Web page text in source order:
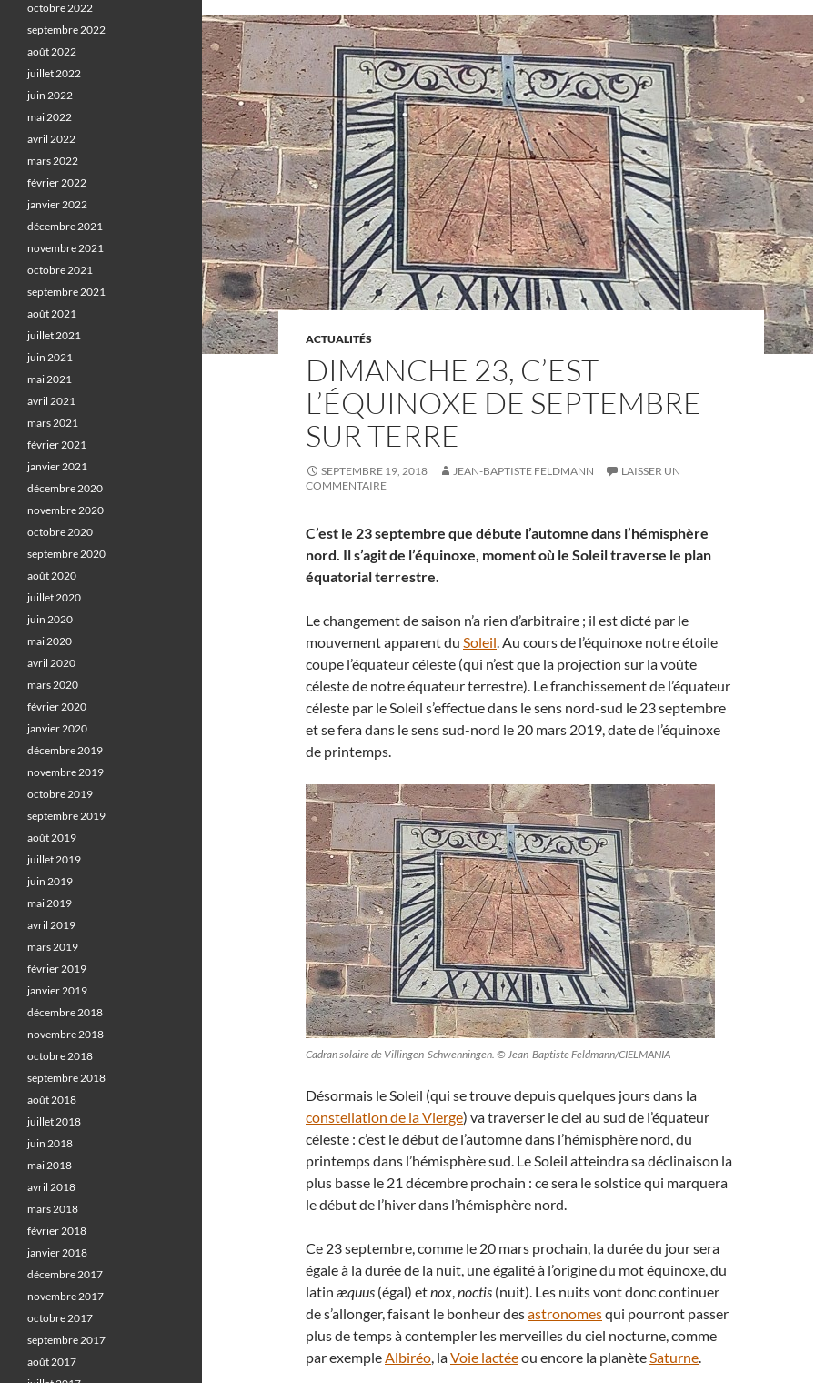
ACTUALITÉS
DIMANCHE 23, C’EST
L’ÉQUINOXE DE SEPTEMBRE
SUR TERRE
SEPTEMBRE 19, 2018 JEAN-BAPTISTE FELDMANN
LAISSER UN
COMMENTAIRE
C’est le 23 septembre que débute l’automne dans l’hémisphère
nord. Il s’agit de l’équinoxe, moment où le Soleil traverse le plan
équatorial terrestre.
Le changement de saison n’a rien d’arbitraire ; il est dicté par le
mouvement apparent du Soleil. Au cours de l’équinoxe notre étoile
coupe l’équateur céleste (qui n’est que la projection sur la voûte
céleste de notre équateur terrestre). Le franchissement de l’équateur
céleste par le Soleil s’effectue dans le sens nord-sud le 23 septembre
et se fera dans le sens sud-nord le 20 mars 2019, date de l’équinoxe
de printemps.
Cadran solaire de Villingen-Schwenningen. © Jean-Baptiste Feldmann/CIELMANIA
Désormais le Soleil (qui se trouve depuis quelques jours dans la
constellation de la Vierge) va traverser le ciel au sud de l’équateur
céleste : c’est le début de l’automne dans l’hémisphère nord, du
printemps dans l’hémisphère sud. Le Soleil atteindra sa déclinaison la
plus basse le 21 décembre prochain : ce sera le solstice qui marquera
le début de l’hiver dans l’hémisphère nord.
Ce 23 septembre, comme le 20 mars prochain, la durée du jour sera
égale à la durée de la nuit, une égalité à l’origine du mot équinoxe, du
latin æquus (égal) etnox,noctis (nuit). Les nuits vont donc continuer
de s’allonger, faisant le bonheur desastronomesqui pourront passer
plus de temps à contempler les merveilles du ciel nocturne, comme
par exempleAlbiréo, laVoie lactéeou encore la planèteSaturne.
octobre 2022
septembre 2022
août 2022
juillet 2022
juin 2022
mai 2022
avril 2022
mars 2022
février 2022
janvier 2022
décembre 2021
novembre 2021
octobre 2021
septembre 2021
août 2021
juillet 2021
juin 2021
mai 2021
avril 2021
mars 2021
février 2021
janvier 2021
décembre 2020
novembre 2020
octobre 2020
septembre 2020
août 2020
juillet 2020
juin 2020
mai 2020
avril 2020
mars 2020
février 2020
janvier 2020
décembre 2019
novembre 2019
octobre 2019
septembre 2019
août 2019
juillet 2019
juin 2019
mai 2019
avril 2019
mars 2019
février 2019
janvier 2019
décembre 2018
novembre 2018
octobre 2018
septembre 2018
août 2018
juillet 2018
juin 2018
mai 2018
avril 2018
mars 2018
février 2018
janvier 2018
décembre 2017
novembre 2017
octobre 2017
septembre 2017
août 2017